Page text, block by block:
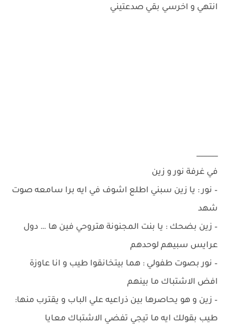
انتهي و اخرسي بقي صدعتيني
______
في غرفة نور و زين
– نور : يا زين سبني اطلع اشوف في ايه برا سامعه صوت
شهد
– زين بضحك : يا بنت المجنونة هتروحي فين ها … دول
عرايس سبيهم لوحدهم
– نور بصوت طفولي : هما بيتخانقوا طيب و انا عاوزة
افض الاشتباك ما بينهم
– زين و هو يحاصرها بين ذراعيه علي الباب و يقترب منها:
طيب بقولك ايه ما تيجي تفضي الاشتباك معايا